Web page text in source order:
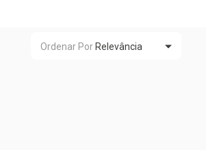
Ordenar Por Relevância